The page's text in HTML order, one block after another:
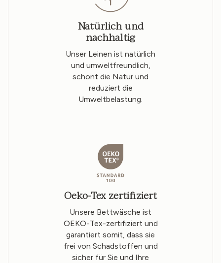
Natürlich und
nachhaltig
Unser Leinen ist natürlich
und umweltfreundlich,
schont die Natur und
reduziert die
Umweltbelastung.
Oeko-Tex zertifiziert
Unsere Bettwäsche ist
OEKO-Tex-zertifiziert und
garantiert somit, dass sie
frei von Schadstoffen und
sicher für Sie und Ihre